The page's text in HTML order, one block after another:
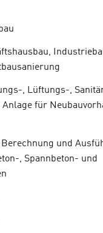
, Lüftungs-,
für
und
, Spannbeton- und